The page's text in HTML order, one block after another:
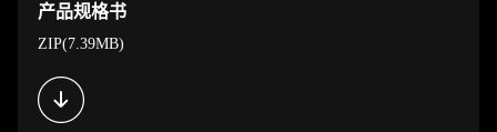
产品规格书
ZIP(7.39MB)